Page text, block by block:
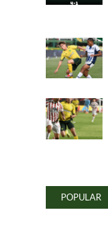
POPULAR